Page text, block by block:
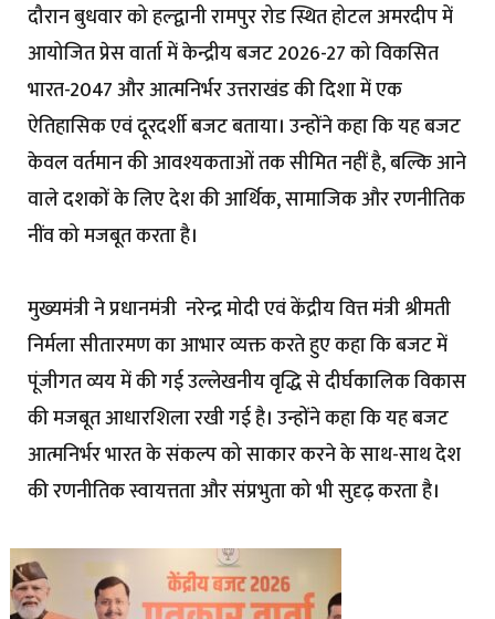
दौरान बुधवार को हल्द्वानी रामपुर रोड स्थित होटल अमरदीप में
आयोजित प्रेस वार्ता में केन्द्रीय बजट 2026-27 को विकसित
भारत-2047 और आत्मनिर्भर उत्तराखंड की दिशा में एक
ऐतिहासिक एवं दूरदर्शी बजट बताया। उन्होंने कहा कि यह बजट
केवल वर्तमान की आवश्यकताओं तक सीमित नहीं है, बल्कि आने
वाले दशकों के लिए देश की आर्थिक, सामाजिक और रणनीतिक
नींव को मजबूत करता है।
मुख्यमंत्री ने प्रधानमंत्री नरेन्द्र मोदी एवं केंद्रीय वित्त मंत्री श्रीमती
निर्मला सीतारमण का आभार व्यक्त करते हुए कहा कि बजट में
पूंजीगत व्यय में की गई उल्लेखनीय वृद्धि से दीर्घकालिक विकास
की मजबूत आधारशिला रखी गई है। उन्होंने कहा कि यह बजट
आत्मनिर्भर भारत के संकल्प को साकार करने के साथ-साथ देश
की रणनीतिक स्वायत्तता और संप्रभुता को भी सुदृढ़ करता है।